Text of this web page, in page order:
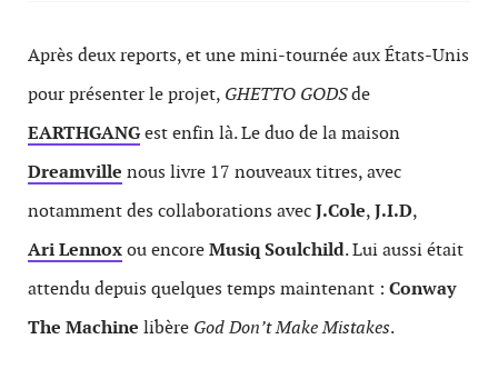
Après deux reports, et une mini-tournée aux États-Unis
pour présenter le projet, GHETTO GODSde
EARTHGANGest enfin là. Le duo de la maison
Dreamville nous livre 17 nouveaux titres, avec
notamment des collaborations avecJ.Cole,J.I.D,
Ari Lennoxou encoreMusiq Soulchild. Lui aussi était
attendu depuis quelques temps maintenant : Conway
The Machine libère God Don’t Make Mistakes.